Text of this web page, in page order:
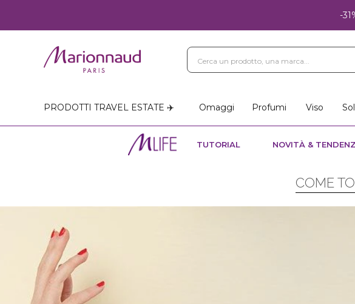
-
PRODOTTI TRAVEL ESTATE ✈️
Omaggi Profumi Viso
TUTORIAL NOVITÀ &
COME